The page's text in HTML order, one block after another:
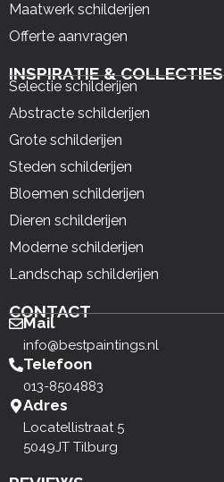
Maatwerk schilderijen
Offerte aanvragen
INSPIRATIE & COLLECTIES
Selectie schilderijen
Abstracte schilderijen
Grote schilderijen
Steden schilderijen
Bloemen schilderijen
Dieren schilderijen
Moderne schilderijen
Landschap schilderijen
CONTACT
Mail
info@bestpaintings.nl
Telefoon
013-8504883
Adres
Locatellistraat 5
5049JT Tilburg